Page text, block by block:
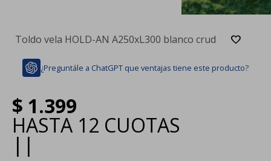
Toldo vela HOLD-AN A250xL300 blanco crud
¿Preguntále a ChatGPT que ventajas tiene este producto?
$ 1.399
HASTA 12 CUOTAS
| |